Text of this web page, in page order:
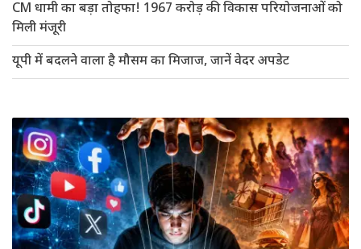
CM धामी का बड़ा तोहफा! 1967 करोड़ की विकास परियोजनाओं को
मिली मंजूरी
यूपी में बदलने वाला है मौसम का मिजाज, जानें वेदर अपडेट